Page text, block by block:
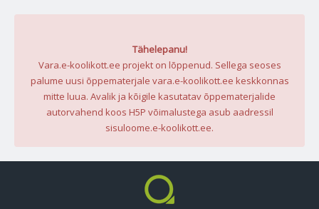
Tähelepanu!
Vara.e-koolikott.ee projekt on lõppenud. Sellega seoses
palume uusi õppematerjale vara.e-koolikott.ee keskkonnas
mitte luua. Avalik ja kõigile kasutatav õppematerjalide
autorvahend koos H5P võimalustega asub aadressil
sisuloome.e-koolikott.ee.